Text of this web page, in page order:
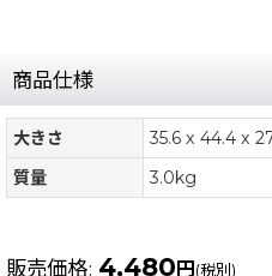
商品仕様
大きさ
35.6 x 44.4 x
質量
3.0kg
販売価格: 4,480 円 (税別)